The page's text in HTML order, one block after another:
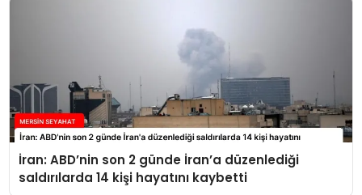
İran: ABD’nin son 2 günde İran’a düzenlediği
saldırılarda 14 kişi hayatını kaybetti